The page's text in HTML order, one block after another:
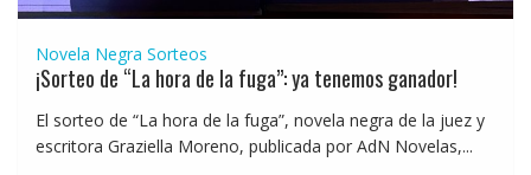
Novela Negra Sorteos
¡Sorteo de “La hora de la fuga”: ya tenemos ganador!
El sorteo de “La hora de la fuga”, novela negra de la juez y
escritora Graziella Moreno, publicada por AdN Novelas,...